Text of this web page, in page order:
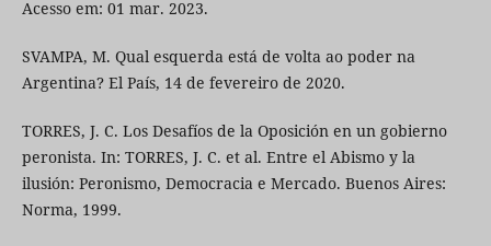
Acesso em: 01 mar. 2023.
SVAMPA, M. Qual esquerda está de volta ao poder na
Argentina? El País, 14 de fevereiro de 2020.
TORRES, J. C. Los Desafíos de la Oposición en un gobierno
peronista. In: TORRES, J. C. et al. Entre el Abismo y la
ilusión: Peronismo, Democracia e Mercado. Buenos Aires:
Norma, 1999.